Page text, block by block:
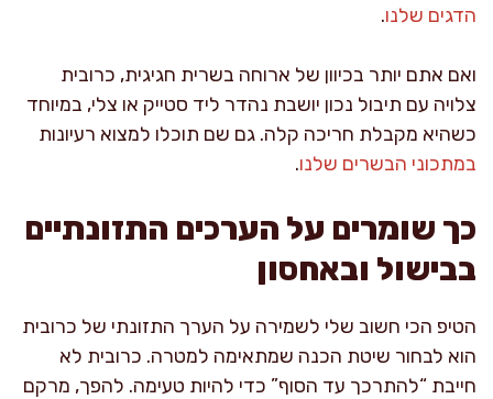
הדגים שלנו.
ואם אתם יותר בכיוון של ארוחה בשרית חגיגית, כרובית
צלויה עם תיבול נכון יושבת נהדר ליד סטייק או צלי, במיוחד
כשהיא מקבלת חריכה קלה. גם שם תוכלו למצוא רעיונות
במתכוני הבשרים שלנו.
כך שומרים על הערכים התזונתיים
בבישול ובאחסון
הטיפ הכי חשוב שלי לשמירה על הערך התזונתי של כרובית
הוא לבחור שיטת הכנה שמתאימה למטרה. כרובית לא
חייבת “להתרכך עד הסוף” כדי להיות טעימה. להפך, מרקם